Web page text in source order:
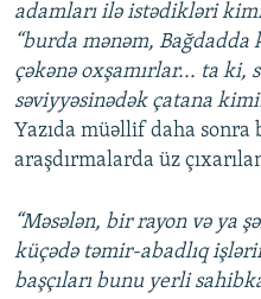
adamları ilə istədikləri
“burda mənəm, Bağdadda
çəkənə oxşamırlar... ta ki,
səviyyəsinədək çatana
Yazıda müəllif daha sonra
araşdırmalarda üz
“Məsələn, bir rayon və ya
küçədə təmir-abadlıq
başçıları bunu yerli